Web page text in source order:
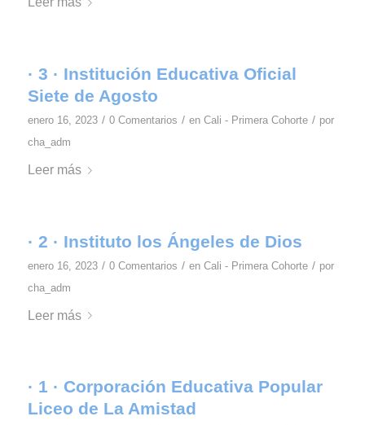
· 3 · Institución Educativa Oficial
Siete de Agosto
enero 16, 2023 / 0 Comentarios / en Cali - Primera Cohorte / por
cha_adm
Leer más
· 2 · Instituto los Ángeles de Dios
enero 16, 2023 / 0 Comentarios / en Cali - Primera Cohorte / por
cha_adm
Leer más
· 1 · Corporación Educativa Popular
Liceo de La Amistad